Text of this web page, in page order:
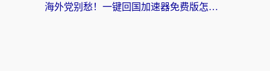
海外党别愁！一键回国加速器免费版怎么选？从踩坑到流畅访问的全攻略